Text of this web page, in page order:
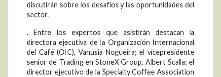
discutirán sobre los desafíos y las oportunidades del
sector.
. Entre los expertos que asistirán destacan la
directora ejecutiva de la Organización Internacional
del Café (OIC), Vanusia Nogueira; el vicepresidente
senior de Trading en StoneX Group, Albert Scalla; el
director ejecutivo de la Specialty Coffee Association